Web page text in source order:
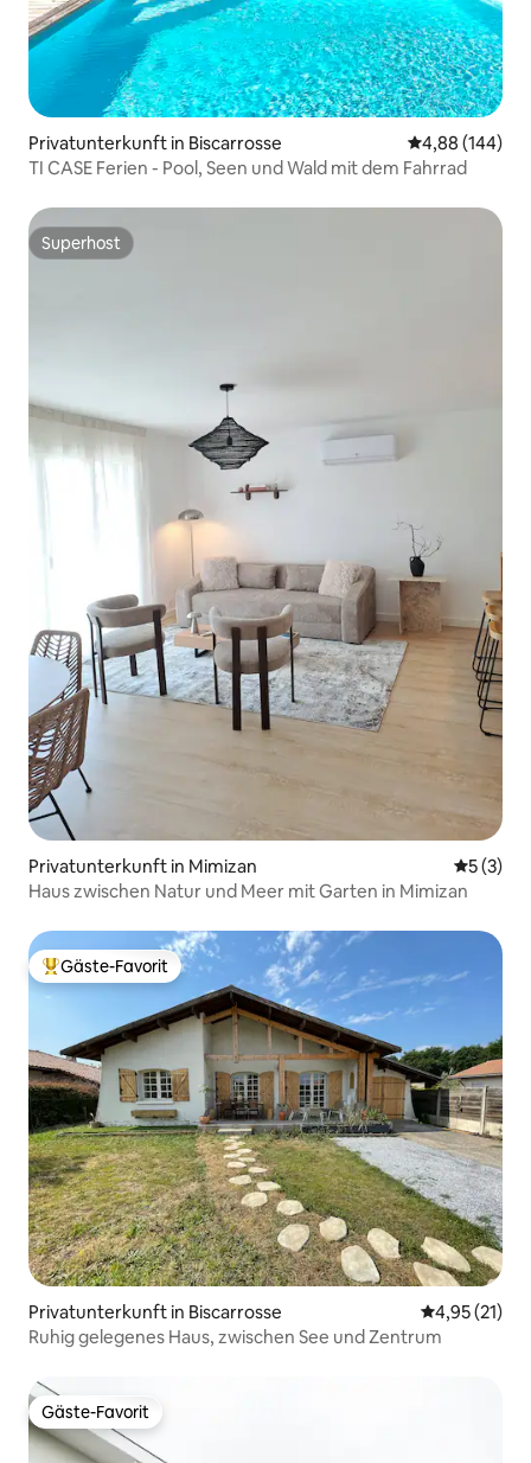
Privatunterkunft in Biscarrosse
4,88 (144)
TI CASE Ferien - Pool, Seen und Wald mit dem Fahrrad
Superhost
Superhost
Privatunterkunft in Mimizan
5 (3)
Haus zwischen Natur und Meer mit Garten in Mimizan
Beliebter Gäste-Favorit.
Gäste-Favorit
Privatunterkunft in Biscarrosse
4,95 (21)
Ruhig gelegenes Haus, zwischen See und Zentrum
Gäste-Favorit
Gäste-Favorit